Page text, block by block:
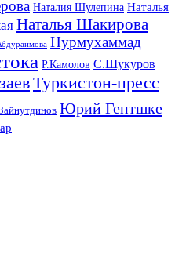
Наталия Шулепина Наталья
Наталья Шакирова
Нурмухаммад
Р.Камолов С.Шукуров
Туркистон-пресс
Юрий Гентшке